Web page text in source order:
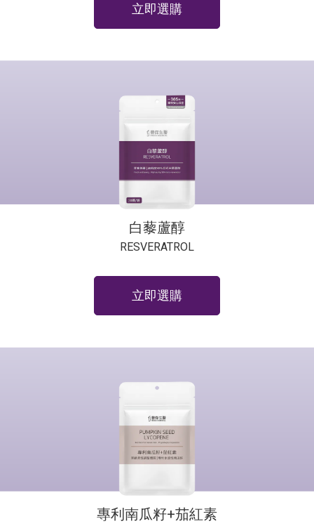
立即選購
白藜蘆醇
RESVERATROL
立即選購
專利南瓜籽+茄紅素